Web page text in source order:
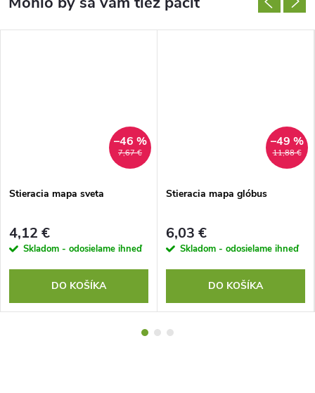
7,67 €
–46 %
Stieracia mapa sveta
4,12 €
Skladom - odosielame ihneď
DO KOŠÍKA
11,88 €
–49 %
Stieracia mapa glóbus
6,03 €
Skladom - odosielame ihneď
DO KOŠÍKA